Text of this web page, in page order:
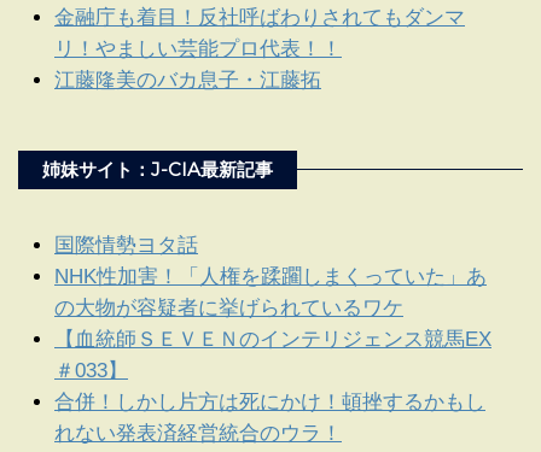
金融庁も着目！反社呼ばわりされてもダンマ
リ！やましい芸能プロ代表！！
江藤隆美のバカ息子・江藤拓
姉妹サイト：J-CIA最新記事
国際情勢ヨタ話
NHK性加害！「人権を蹂躙しまくっていた」あ
の大物が容疑者に挙げられているワケ
【血統師ＳＥＶＥＮのインテリジェンス競馬EX
＃033】
合併！しかし片方は死にかけ！頓挫するかもし
れない発表済経営統合のウラ！